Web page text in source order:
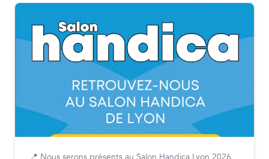
📍 Nous serons présents au Salon Handica Lyon 2026